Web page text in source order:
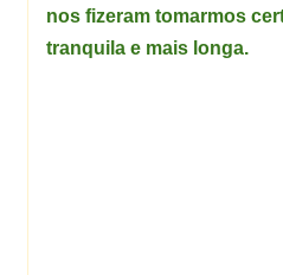
nos fizeram tomarmos
tranquila e mais longa.